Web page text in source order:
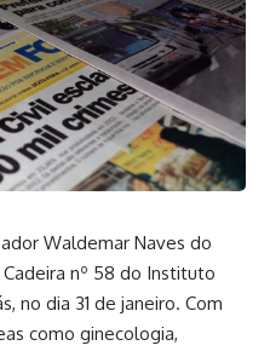
Waldemar Naves do
nº 58 do Instituto
no dia 31 de janeiro. Com
como ginecologia,